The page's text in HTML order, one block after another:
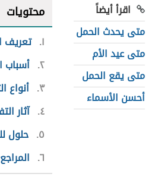
اقرأ أيضاً
متى يحدث الحمل
متى عيد الأم
متى يقع الحمل
أحسن الأسماء
محتويات
١ تعريف
٢ أسباب
٣ أنواع
٤ آثار
٥ حلول
٦ المراجع